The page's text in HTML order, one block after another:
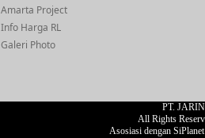
Amarta Project
Info Harga RL
Galeri Photo
PT.
All Rights
Asosiasi dengan